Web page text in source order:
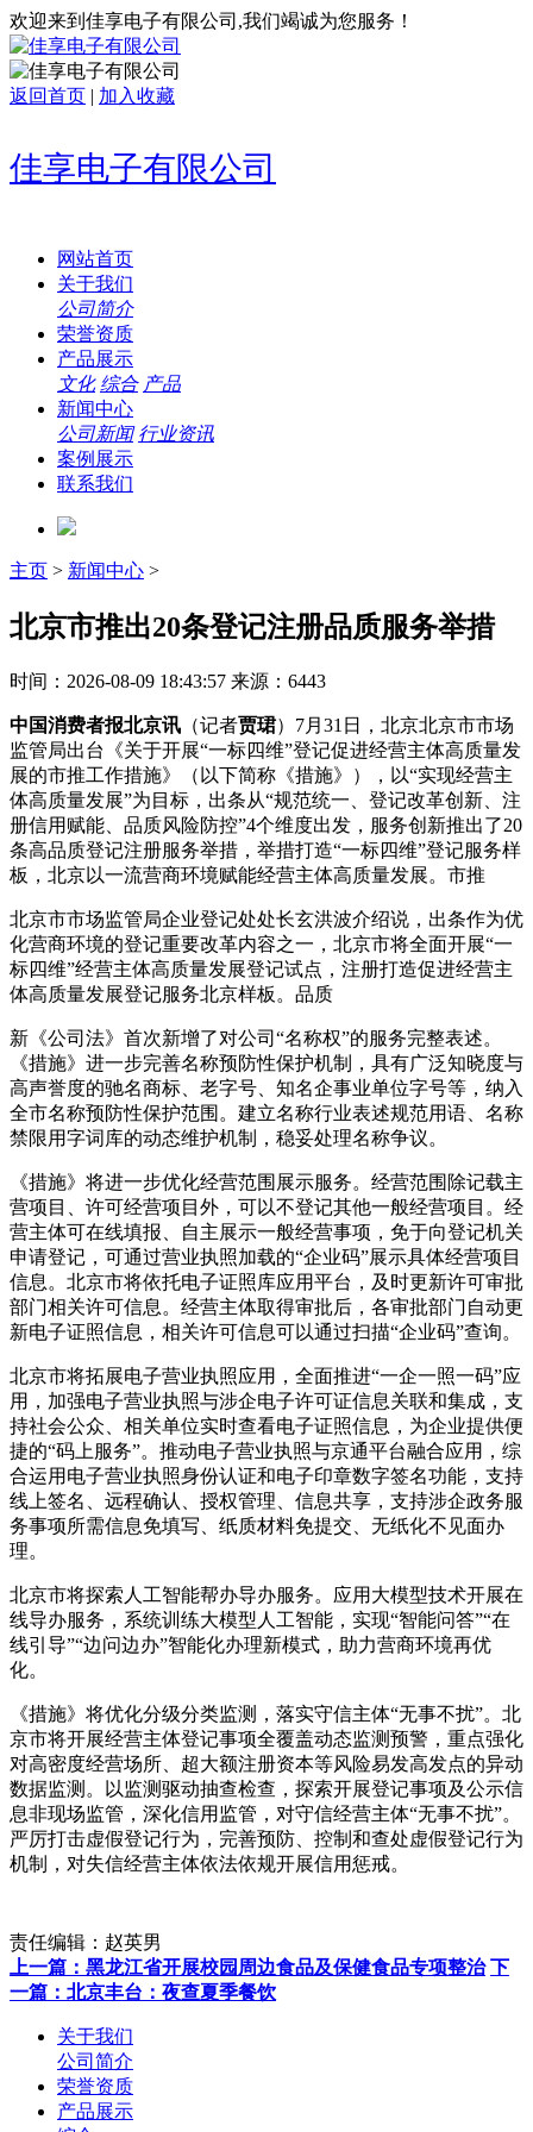
欢迎来到佳享电子有限公司,我们竭诚为您服务！
返回首页 | 加入收藏
佳享电子有限公司
网站首页
关于我们
公司简介
荣誉资质
产品展示
文化 综合 产品
新闻中心
公司新闻 行业资讯
案例展示
联系我们
主页 > 新闻中心 >
北京市推出20条登记注册品质服务举措
时间：2026-08-09 18:43:57 来源：6443
中国消费者报北京讯 （记者贾珺）7月31日，北京北京市市场
监管局出台《关于开展“一标四维”登记促进经营主体高质量发
展的市推工作措施》（以下简称《措施》），以“实现经营主
体高质量发展”为目标，出条从“规范统一、登记改革创新、注
册信用赋能、品质风险防控”4个维度出发，服务创新推出了20
条高品质登记注册服务举措，举措打造“一标四维”登记服务样
板，北京以一流营商环境赋能经营主体高质量发展。市推
北京市市场监管局企业登记处处长玄洪波介绍说，出条作为优
化营商环境的登记重要改革内容之一，北京市将全面开展“一
标四维”经营主体高质量发展登记试点，注册打造促进经营主
体高质量发展登记服务北京样板。品质
新《公司法》首次新增了对公司“名称权”的服务完整表述。
《措施》进一步完善名称预防性保护机制，具有广泛知晓度与
高声誉度的驰名商标、老字号、知名企事业单位字号等，纳入
全市名称预防性保护范围。建立名称行业表述规范用语、名称
禁限用字词库的动态维护机制，稳妥处理名称争议。
《措施》将进一步优化经营范围展示服务。经营范围除记载主
营项目、许可经营项目外，可以不登记其他一般经营项目。经
营主体可在线填报、自主展示一般经营事项，免于向登记机关
申请登记，可通过营业执照加载的“企业码”展示具体经营项目
信息。北京市将依托电子证照库应用平台，及时更新许可审批
部门相关许可信息。经营主体取得审批后，各审批部门自动更
新电子证照信息，相关许可信息可以通过扫描“企业码”查询。
北京市将拓展电子营业执照应用，全面推进“一企一照一码”应
用，加强电子营业执照与涉企电子许可证信息关联和集成，支
持社会公众、相关单位实时查看电子证照信息，为企业提供便
捷的“码上服务”。推动电子营业执照与京通平台融合应用，综
合运用电子营业执照身份认证和电子印章数字签名功能，支持
线上签名、远程确认、授权管理、信息共享，支持涉企政务服
务事项所需信息免填写、纸质材料免提交、无纸化不见面办
理。
北京市将探索人工智能帮办导办服务。应用大模型技术开展在
线导办服务，系统训练大模型人工智能，实现“智能问答”“在
线引导”“边问边办”智能化办理新模式，助力营商环境再优
化。
《措施》将优化分级分类监测，落实守信主体“无事不扰”。北
京市将开展经营主体登记事项全覆盖动态监测预警，重点强化
对高密度经营场所、超大额注册资本等风险易发高发点的异动
数据监测。以监测驱动抽查检查，探索开展登记事项及公示信
息非现场监管，深化信用监管，对守信经营主体“无事不扰”。
严厉打击虚假登记行为，完善预防、控制和查处虚假登记行为
机制，对失信经营主体依法依规开展信用惩戒。
责任编辑：赵英男
上一篇：黑龙江省开展校园周边食品及保健食品专项整治 下
一篇：北京丰台：夜查夏季餐饮
关于我们
公司简介
荣誉资质
产品展示